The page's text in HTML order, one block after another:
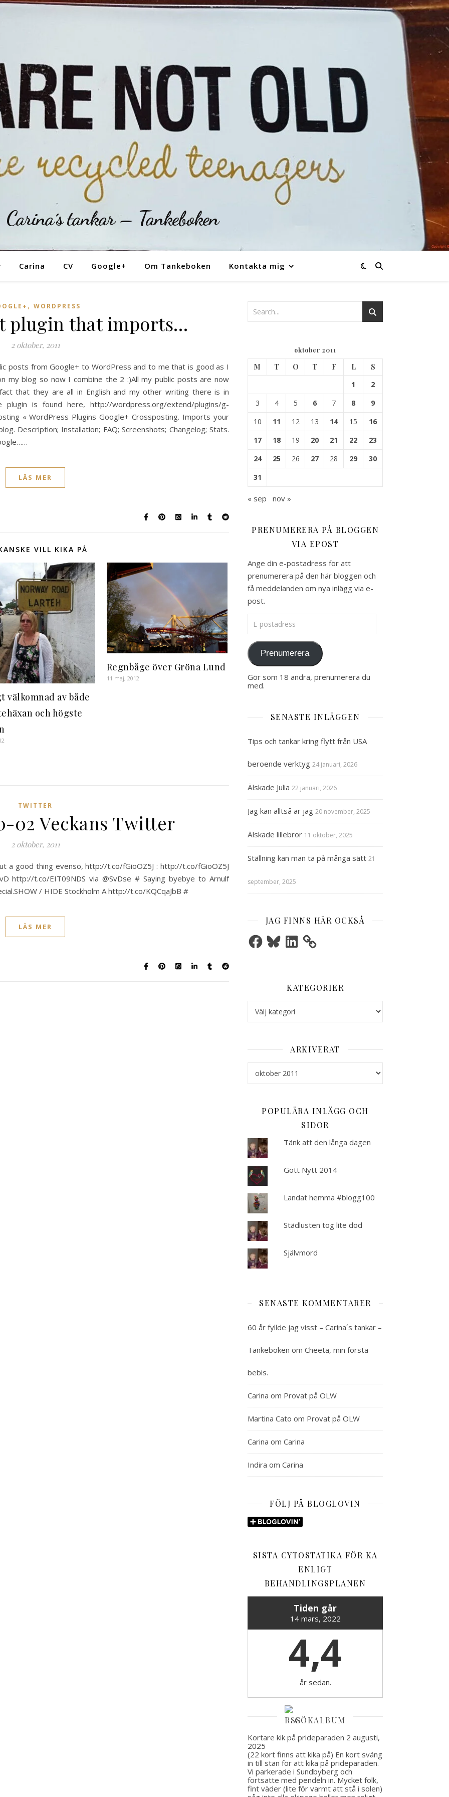
Carina´s tankar – Tankeboken
Carina CV Google+ Om Tankeboken Kontakta mig
, WORDPRESS
plugin that imports…
2 oktober, 2011
posts from Google+ to WordPress and to me that is good as I
my blog so now I combine the 2 :)All my public posts are now
that they are all in English and my other writing there is in
is found here, http://wordpress.org/extend/plugins/g-
« WordPress Plugins Google+ Crossposting. Imports your
Description; Installation; FAQ; Screenshots; Changelog; Stats.
LÄS MER
VILL KIKA PÅ
välkomnad av både
och högste
Regnbåge över Gröna Lund
11 maj, 2012
TWITTER
02 Veckans Twitter
2 oktober, 2011
a good thing evenso, http://t.co/fGioOZ5J : http://t.co/fGioOZ5J
http://t.co/EIT09NDS via @SvDse # Saying byebye to Arnulf
/ HIDE Stockholm A http://t.co/KQCqaJbB #
LÄS MER
oktober 2011
M T O T F L
S
1
2
3
4 5 6 7 8
9
10
11 12 13 14 15
16
17
18 19 20 21 22
23
24
25 26 27 28 29
30
31
« sep nov »
PRENUMERERA PÅ BLOGGEN
VIA EPOST
Ange din e-postadress för att
prenumerera på den här bloggen och
få meddelanden om nya inlägg via e-
post.
E-postadress
Prenumerera
Gör som 18 andra, prenumerera du
med.
SENASTE INLÄGGEN
Tips och tankar kring flytt från USA
beroende verktyg 24 januari, 2026
Älskade Julia 22 januari, 2026
Jag kan alltså är jag 20 november, 2025
Älskade lillebror 11 oktober, 2025
Ställning kan man ta på många sätt 21
september, 2025
JAG FINNS HÄR OCKSÅ
FacebookBlueskyLinkedIn
KATEGORIER
ARKIVERAT
POPULÄRA INLÄGG OCH
SIDOR
Tänk att den långa dagen
Gott Nytt 2014
Landat hemma #blogg100
Städlusten tog lite död
Självmord
SENASTE KOMMENTARER
60 år fyllde jag visst – Carina´s tankar –
Tankeboken om Cheeta, min första
bebis.
Carina om Provat på OLW
Martina Cato om Provat på OLW
Carina om Carina
Indira om Carina
FÖLJ PÅ BLOGLOVIN
SISTA CYTOSTATIKA FÖR KA
ENLIGT
BEHANDLINGSPLANEN
Tiden går
14 mars, 2022
4,4
år sedan.
GÖKALBUM
Kortare kik på prideparaden 2 augusti,
2025
(22 kort finns att kika på) En kort sväng
in till stan för att kika på prideparaden.
Vi parkerade i Sundbyberg och
fortsatte med pendeln in. Mycket folk,
fint väder (lite för varmt att stå i solen)